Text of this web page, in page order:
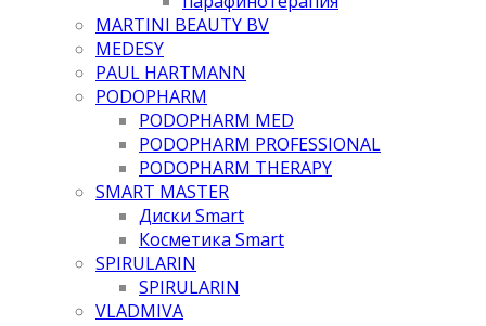
MARTINI BEAUTY BV
MEDESY
PAUL HARTMANN
PODOPHARM
PODOPHARM MED
PODOPHARM PROFESSIONAL
PODOPHARM THERAPY
SMART MASTER
Диски Smart
Косметика Smart
SPIRULARIN
SPIRULARIN
VLADMIVA